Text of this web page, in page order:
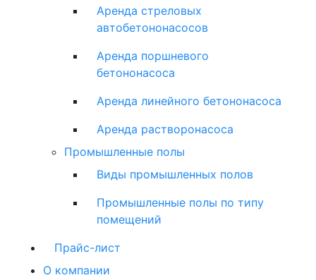
Аренда стреловых
автобетононасосов
Аренда поршневого
бетононасоса
Аренда линейного бетононасоса
Аренда растворонасоса
Промышленные полы
Виды промышленных полов
Промышленные полы по типу
помещений
Прайс-лист
О компании